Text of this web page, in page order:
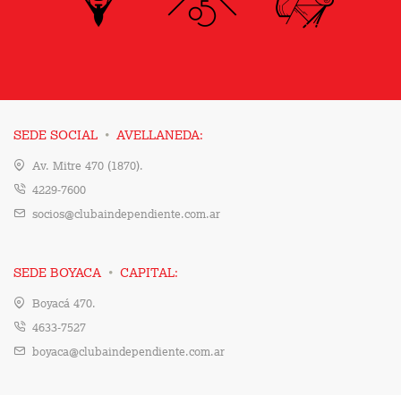
SEDE SOCIAL · AVELLANEDA:
Av. Mitre 470 (1870).
4229-7600
socios@clubaindependiente.com.ar
SEDE BOYACA · CAPITAL:
Boyacá 470.
4633-7527
boyaca@clubaindependiente.com.ar